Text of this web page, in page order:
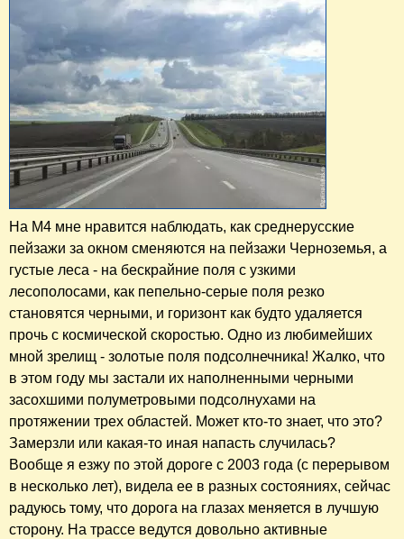
На М4 мне нравится наблюдать, как среднерусские
пейзажи за окном сменяются на пейзажи Черноземья, а
густые леса - на бескрайние поля с узкими
лесополосами, как пепельно-серые поля резко
становятся черными, и горизонт как будто удаляется
прочь с космической скоростью. Одно из любимейших
мной зрелищ - золотые поля подсолнечника! Жалко, что
в этом году мы застали их наполненными черными
засохшими полуметровыми подсолнухами на
протяжении трех областей. Может кто-то знает, что это?
Замерзли или какая-то иная напасть случилась?
Вообще я езжу по этой дороге с 2003 года (с перерывом
в несколько лет), видела ее в разных состояниях, сейчас
радуюсь тому, что дорога на глазах меняется в лучшую
сторону. На трассе ведутся довольно активные